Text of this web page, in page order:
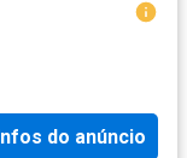
Infos do anúncio